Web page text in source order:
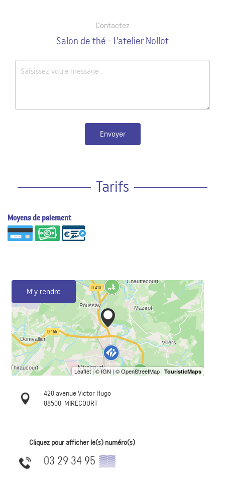
Contactez
Salon de thé - L'atelier Nollot
Envoyer
Tarifs
Moyens de paiement
M'y rendre
420 avenue Victor Hugo
88500 MIRECOURT
Cliquez pour afficher le(s) numéro(s)
03 29 34 95 ▒▒